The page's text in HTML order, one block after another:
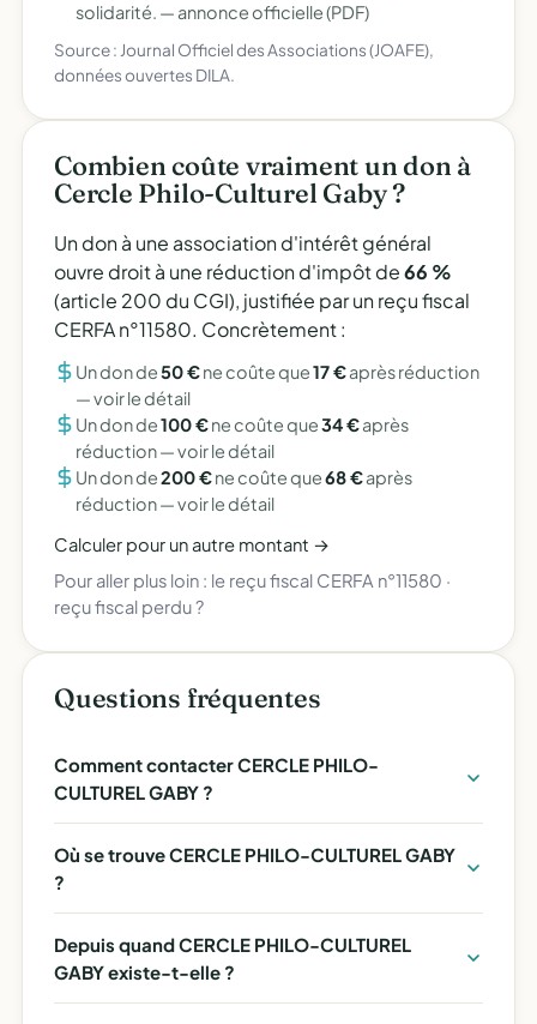
solidarité. — annonce officielle (PDF)
Source : Journal Officiel des Associations (JOAFE),
données ouvertes DILA.
Combien coûte vraiment un don à
Cercle Philo-Culturel Gaby ?
Un don à une association d'intérêt général
ouvre droit à une réduction d'impôt de66 %
(article 200 du CGI), justifiée par un reçu fiscal
CERFA n°11580. Concrètement :
Un don de50 €ne coûte que17 €après réduction
—voir le détail
Un don de100 €ne coûte que34 €après
réduction —voir le détail
Un don de200 €ne coûte que68 €après
réduction —voir le détail
Calculer pour un autre montant →
Pour aller plus loin : le reçu fiscal CERFA n°11580 ·
reçu fiscal perdu ?
Questions fréquentes
Comment contacter CERCLE PHILO-
CULTUREL GABY ?
Où se trouve CERCLE PHILO-CULTUREL GABY
?
Depuis quand CERCLE PHILO-CULTUREL
GABY existe-t-elle ?